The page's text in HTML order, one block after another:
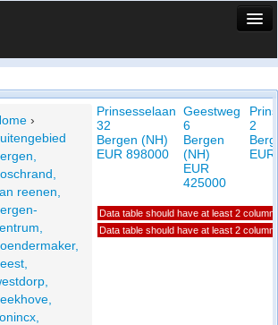
- wijk
›
reenen,
Prinsesselaan
32
Bergen (NH)
EUR 898000
Geestweg
6
Bergen
(NH)
EUR
425000
2
Data table should have at least 2
Data table should have at least 2